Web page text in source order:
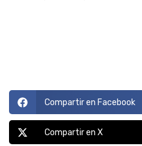
Compartir en Facebook
Compartir en X